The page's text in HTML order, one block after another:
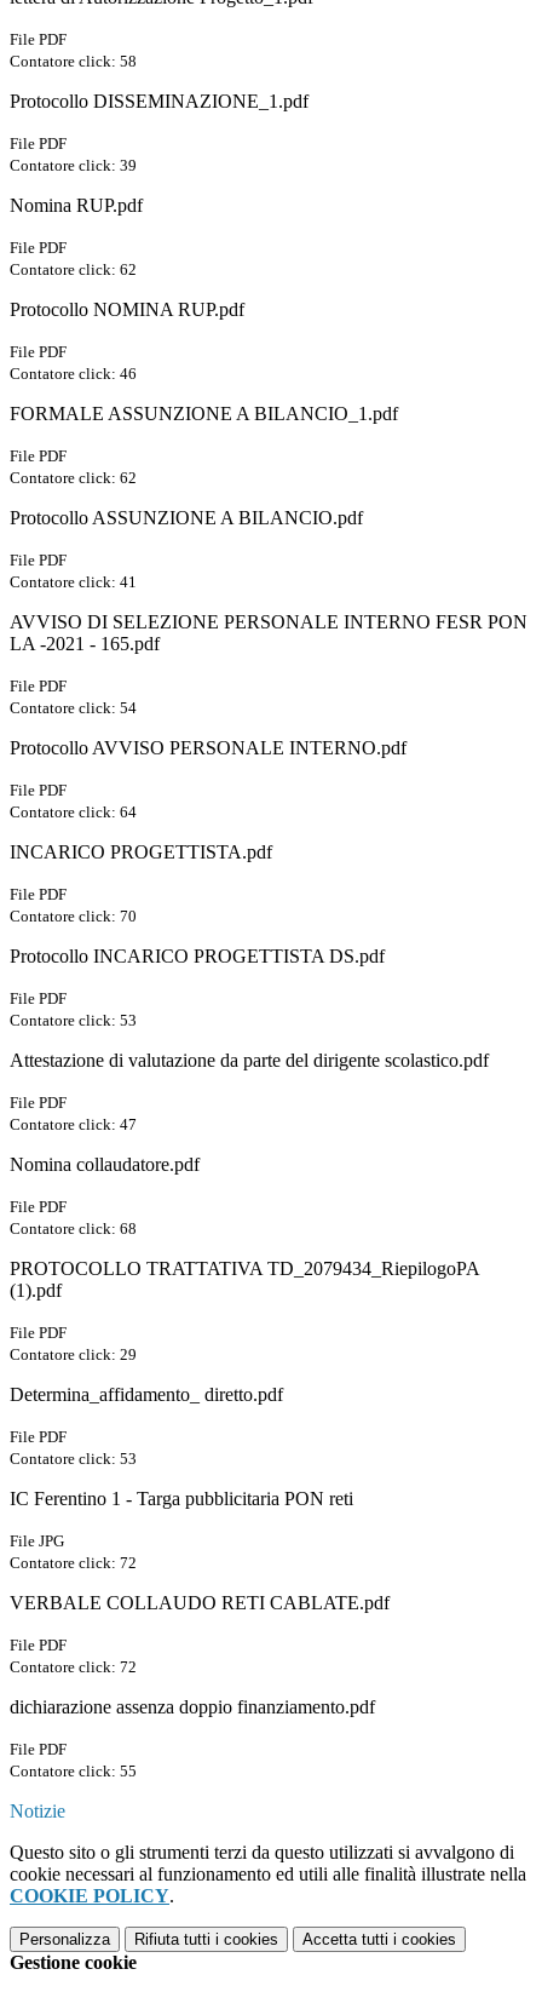
File PDF
Contatore click: 58
Protocollo DISSEMINAZIONE_1.pdf
File PDF
Contatore click: 39
Nomina RUP.pdf
File PDF
Contatore click: 62
Protocollo NOMINA RUP.pdf
File PDF
Contatore click: 46
FORMALE ASSUNZIONE A BILANCIO_1.pdf
File PDF
Contatore click: 62
Protocollo ASSUNZIONE A BILANCIO.pdf
File PDF
Contatore click: 41
AVVISO DI SELEZIONE PERSONALE INTERNO FESR PON
LA -2021 - 165.pdf
File PDF
Contatore click: 54
Protocollo AVVISO PERSONALE INTERNO.pdf
File PDF
Contatore click: 64
INCARICO PROGETTISTA.pdf
File PDF
Contatore click: 70
Protocollo INCARICO PROGETTISTA DS.pdf
File PDF
Contatore click: 53
Attestazione di valutazione da parte del dirigente scolastico.pdf
File PDF
Contatore click: 47
Nomina collaudatore.pdf
File PDF
Contatore click: 68
PROTOCOLLO TRATTATIVA TD_2079434_RiepilogoPA
(1).pdf
File PDF
Contatore click: 29
Determina_affidamento_ diretto.pdf
File PDF
Contatore click: 53
IC Ferentino 1 - Targa pubblicitaria PON reti
File JPG
Contatore click: 72
VERBALE COLLAUDO RETI CABLATE.pdf
File PDF
Contatore click: 72
dichiarazione assenza doppio finanziamento.pdf
File PDF
Contatore click: 55
Notizie
Questo sito o gli strumenti terzi da questo utilizzati si avvalgono di
cookie necessari al funzionamento ed utili alle finalità illustrate nella
COOKIE POLICY.
Personalizza Rifiuta tutti i cookies Accetta tutti i cookies
Gestione cookie